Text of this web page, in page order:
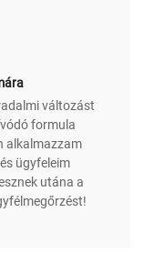
változást
formula
alkalmazzam
ügyfeleim
utána a